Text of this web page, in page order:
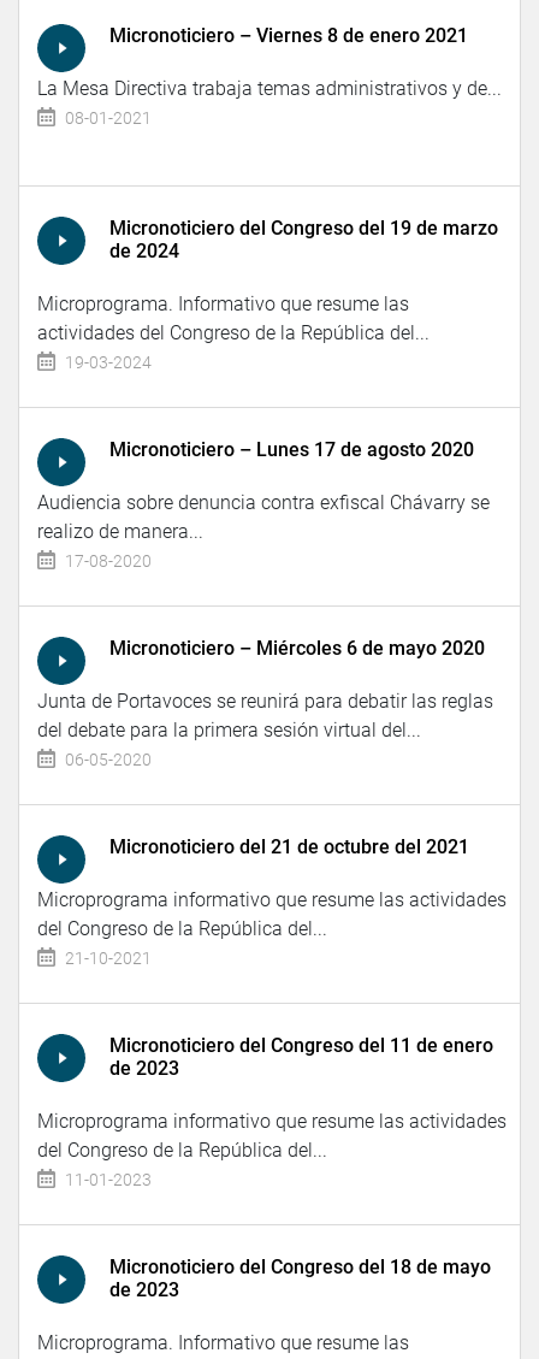
Micronoticiero – Viernes 8 de enero 2021
La Mesa Directiva trabaja temas administrativos y de...
08-01-2021
Micronoticiero del Congreso del 19 de marzo
de 2024
Microprograma. Informativo que resume las
actividades del Congreso de la República del...
19-03-2024
Micronoticiero – Lunes 17 de agosto 2020
Audiencia sobre denuncia contra exfiscal Chávarry se
realizo de manera...
17-08-2020
Micronoticiero – Miércoles 6 de mayo 2020
Junta de Portavoces se reunirá para debatir las reglas
del debate para la primera sesión virtual del...
06-05-2020
Micronoticiero del 21 de octubre del 2021
Microprograma informativo que resume las actividades
del Congreso de la República del...
21-10-2021
Micronoticiero del Congreso del 11 de enero
de 2023
Microprograma informativo que resume las actividades
del Congreso de la República del...
11-01-2023
Micronoticiero del Congreso del 18 de mayo
de 2023
Microprograma. Informativo que resume las